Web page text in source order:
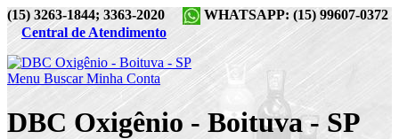
(15) 3263-1844; 3363-2020
WHATSAPP: (15) 99607-0372
Central de Atendimento
Menu Buscar Minha Conta
DBC Oxigênio - Boituva - SP